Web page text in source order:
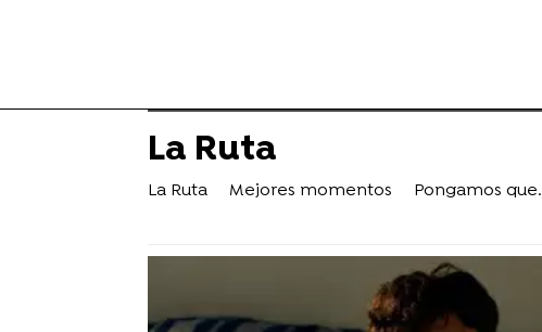
La Ruta
La Ruta Mejores momentos Pongamos